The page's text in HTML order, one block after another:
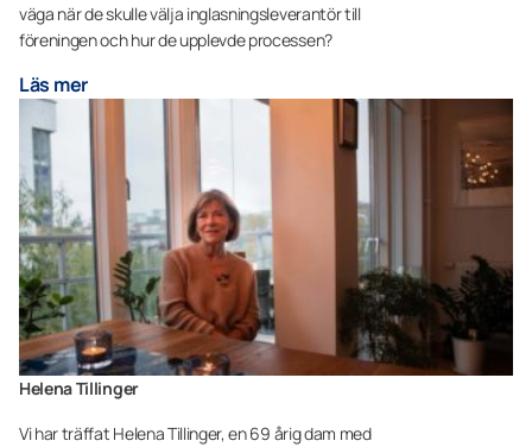
väga när de skulle välja inglasningsleverantör till
föreningen och hur de upplevde processen?
Läs mer
Helena Tillinger
Vi har träffat Helena Tillinger, en 69 årig dam med